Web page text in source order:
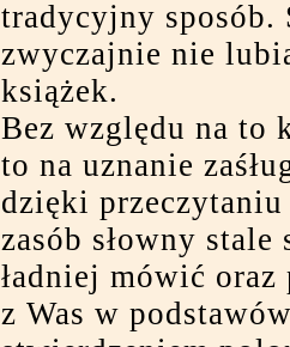
tradycyjny sposób.
zwyczajnie nie
książek.
Bez względu na to
to na uznanie
dzięki
zasób słowny
ładniej mówić
z Was w